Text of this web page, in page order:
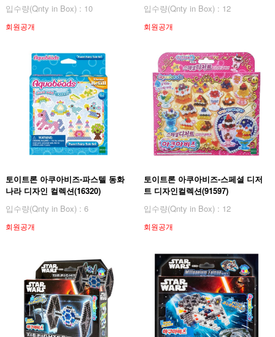
입수량(Qnty in Box) : 10
회원공개
입수량(Qnty in Box) : 12
회원공개
토이트론 아쿠아비즈-파스텔 동화
나라 디자인 컬렉션(16320)
입수량(Qnty in Box) : 6
회원공개
토이트론 아쿠아비즈-스페셜 디저
트 디자인컬렉션(91597)
입수량(Qnty in Box) : 12
회원공개